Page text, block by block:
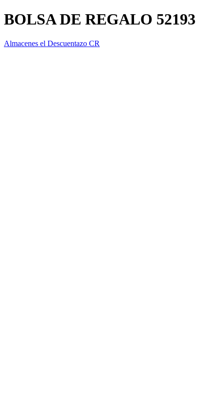
BOLSA DE REGALO 52193
Almacenes el Descuentazo CR